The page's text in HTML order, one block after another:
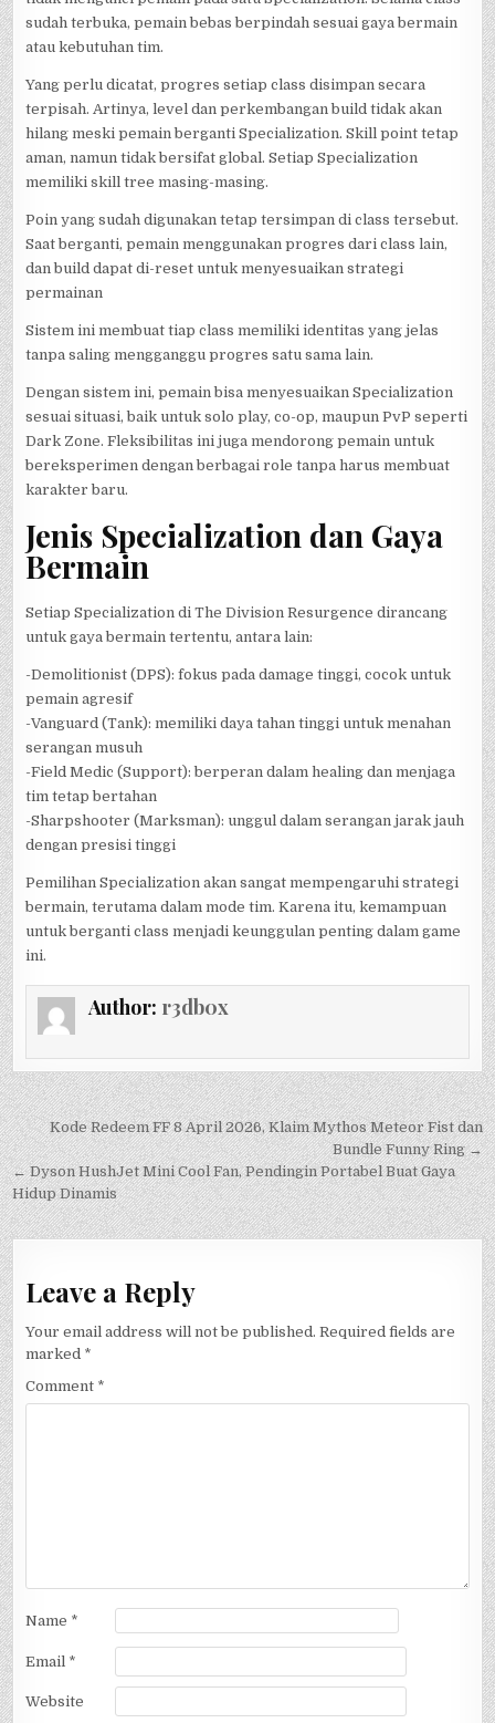
sudah terbuka, pemain bebas berpindah sesuai gaya bermain
atau kebutuhan tim.
Yang perlu dicatat, progres setiap class disimpan secara
terpisah. Artinya, level dan perkembangan build tidak akan
hilang meski pemain berganti Specialization. Skill point tetap
aman, namun tidak bersifat global. Setiap Specialization
memiliki skill tree masing-masing.
Poin yang sudah digunakan tetap tersimpan di class tersebut.
Saat berganti, pemain menggunakan progres dari class lain,
dan build dapat di-reset untuk menyesuaikan strategi
permainan
Sistem ini membuat tiap class memiliki identitas yang jelas
tanpa saling mengganggu progres satu sama lain.
Dengan sistem ini, pemain bisa menyesuaikan Specialization
sesuai situasi, baik untuk solo play, co-op, maupun PvP seperti
Dark Zone. Fleksibilitas ini juga mendorong pemain untuk
bereksperimen dengan berbagai role tanpa harus membuat
karakter baru.
Jenis Specialization dan Gaya
Bermain
Setiap Specialization di The Division Resurgence dirancang
untuk gaya bermain tertentu, antara lain:
-Demolitionist (DPS): fokus pada damage tinggi, cocok untuk
pemain agresif
-Vanguard (Tank): memiliki daya tahan tinggi untuk menahan
serangan musuh
-Field Medic (Support): berperan dalam healing dan menjaga
tim tetap bertahan
-Sharpshooter (Marksman): unggul dalam serangan jarak jauh
dengan presisi tinggi
Pemilihan Specialization akan sangat mempengaruhi strategi
bermain, terutama dalam mode tim. Karena itu, kemampuan
untuk berganti class menjadi keunggulan penting dalam game
ini.
Author: r3db0x
Post
navigation
Kode Redeem FF 8 April 2026, Klaim Mythos Meteor Fist dan
Bundle Funny Ring →
← Dyson HushJet Mini Cool Fan, Pendingin Portabel Buat Gaya
Hidup Dinamis
Leave a Reply
Your email address will not be published. Required fields are
marked *
Comment *
Name *
Email *
Website